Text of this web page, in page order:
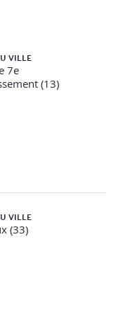
et faire le bilan
de l’évolution
plan de
cartographie, …)
phase avec les
et établir un
acteurs (manager,
rendu
VILLE
7e
(13)
VILLE
(33)